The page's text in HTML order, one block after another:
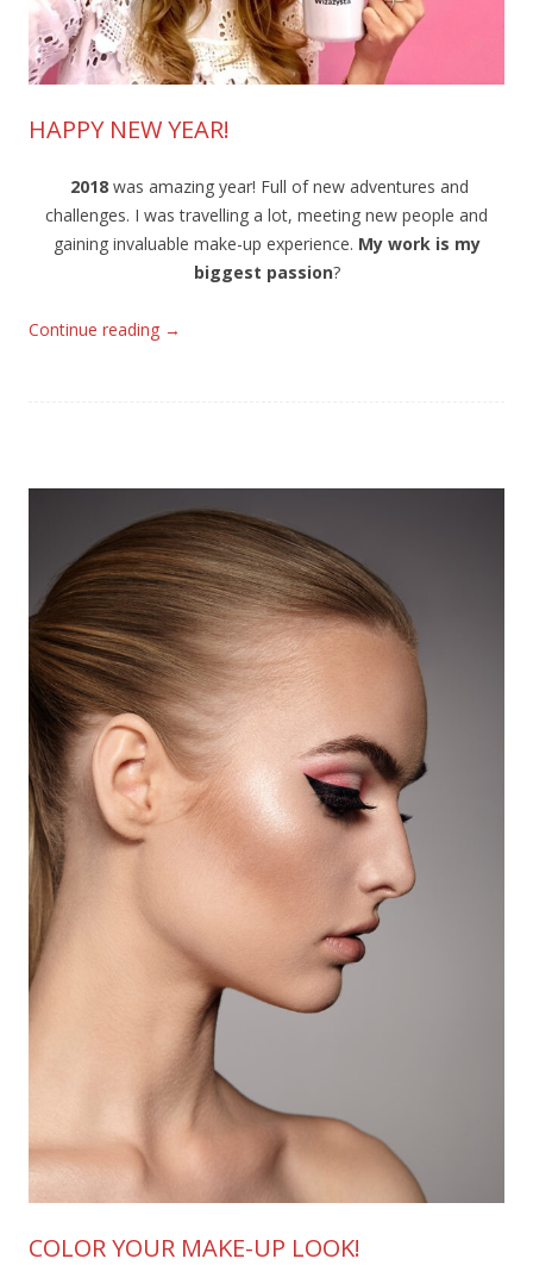
HAPPY NEW YEAR!
2018 was amazing year! Full of new adventures and
challenges. I was travelling a lot, meeting new people and
gaining invaluable make-up experience. My work is my
biggest passion?
Continue reading →
COLOR YOUR MAKE-UP LOOK!